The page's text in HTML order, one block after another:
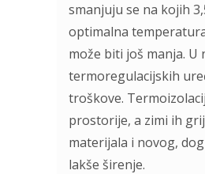
smanjuju se na kojih
optimalna
može biti još manja.
termoregulacijskih
troškove.
prostorije, a zimi ih
materijala i novog,
lakše širenje.